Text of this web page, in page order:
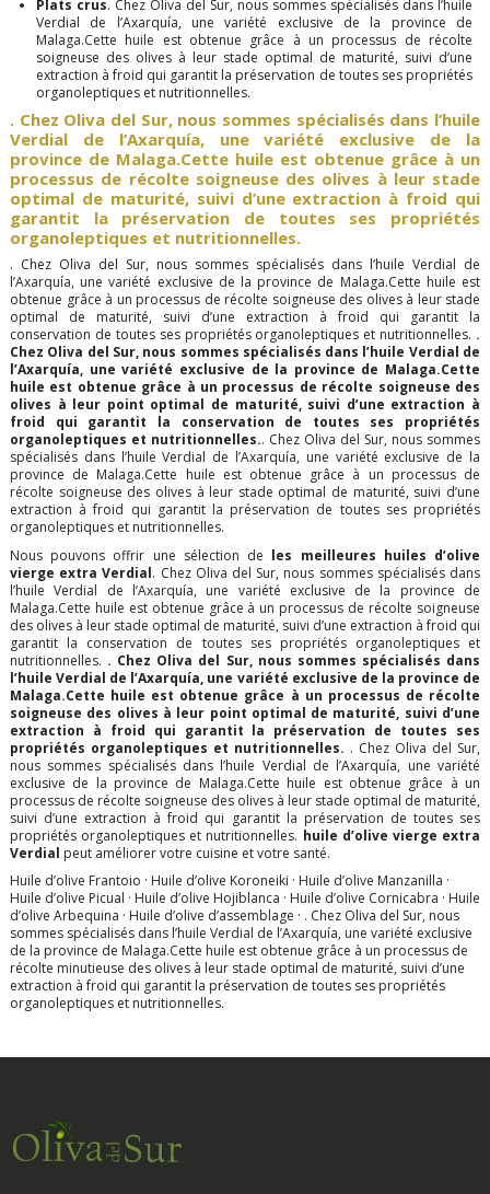
Plats crus. Chez Oliva del Sur, nous sommes spécialisés dans l’huile
Verdial de l’Axarquía, une variété exclusive de la province de
Malaga.Cette huile est obtenue grâce à un processus de récolte
soigneuse des olives à leur stade optimal de maturité, suivi d’une
extraction à froid qui garantit la préservation de toutes ses propriétés
organoleptiques et nutritionnelles.
. Chez Oliva del Sur, nous sommes spécialisés dans l’huile
Verdial de l’Axarquía, une variété exclusive de la
province de Malaga.Cette huile est obtenue grâce à un
processus de récolte soigneuse des olives à leur stade
optimal de maturité, suivi d’une extraction à froid qui
garantit la préservation de toutes ses propriétés
organoleptiques et nutritionnelles.
. Chez Oliva del Sur, nous sommes spécialisés dans l’huile Verdial de
l’Axarquía, une variété exclusive de la province de Malaga.Cette huile est
obtenue grâce à un processus de récolte soigneuse des olives à leur stade
optimal de maturité, suivi d’une extraction à froid qui garantit la
conservation de toutes ses propriétés organoleptiques et nutritionnelles. .
Chez Oliva del Sur, nous sommes spécialisés dans l’huile Verdial de
l’Axarquía, une variété exclusive de la province de Malaga.Cette
huile est obtenue grâce à un processus de récolte soigneuse des
olives à leur point optimal de maturité, suivi d’une extraction à
froid qui garantit la conservation de toutes ses propriétés
organoleptiques et nutritionnelles.. Chez Oliva del Sur, nous sommes
spécialisés dans l’huile Verdial de l’Axarquía, une variété exclusive de la
province de Malaga.Cette huile est obtenue grâce à un processus de
récolte soigneuse des olives à leur stade optimal de maturité, suivi d’une
extraction à froid qui garantit la préservation de toutes ses propriétés
organoleptiques et nutritionnelles.
Nous pouvons offrir une sélection de les meilleures huiles d’olive
vierge extra Verdial. Chez Oliva del Sur, nous sommes spécialisés dans
l’huile Verdial de l’Axarquía, une variété exclusive de la province de
Malaga.Cette huile est obtenue grâce à un processus de récolte soigneuse
des olives à leur stade optimal de maturité, suivi d’une extraction à froid qui
garantit la conservation de toutes ses propriétés organoleptiques et
nutritionnelles. . Chez Oliva del Sur, nous sommes spécialisés dans
l’huile Verdial de l’Axarquía, une variété exclusive de la province de
Malaga.Cette huile est obtenue grâce à un processus de récolte
soigneuse des olives à leur point optimal de maturité, suivi d’une
extraction à froid qui garantit la préservation de toutes ses
propriétés organoleptiques et nutritionnelles. . Chez Oliva del Sur,
nous sommes spécialisés dans l’huile Verdial de l’Axarquía, une variété
exclusive de la province de Malaga.Cette huile est obtenue grâce à un
processus de récolte soigneuse des olives à leur stade optimal de maturité,
suivi d’une extraction à froid qui garantit la préservation de toutes ses
propriétés organoleptiques et nutritionnelles. huile d’olive vierge extra
Verdial peut améliorer votre cuisine et votre santé.
Huile d’olive Frantoio · Huile d’olive Koroneiki · Huile d’olive Manzanilla ·
Huile d’olive Picual · Huile d’olive Hojiblanca · Huile d’olive Cornicabra · Huile
d’olive Arbequina · Huile d’olive d’assemblage · . Chez Oliva del Sur, nous
sommes spécialisés dans l’huile Verdial de l’Axarquía, une variété exclusive
de la province de Malaga.Cette huile est obtenue grâce à un processus de
récolte minutieuse des olives à leur stade optimal de maturité, suivi d’une
extraction à froid qui garantit la préservation de toutes ses propriétés
organoleptiques et nutritionnelles.